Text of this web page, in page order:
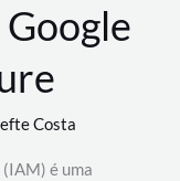
Costa
é uma